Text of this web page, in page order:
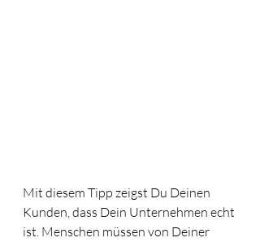
Mit diesem Tipp zeigst Du Deinen
Kunden, dass Dein Unternehmen echt
ist. Menschen müssen von Deiner